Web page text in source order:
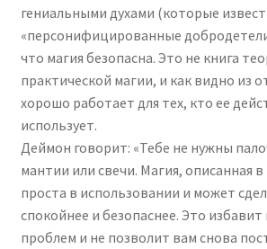
гениальными духами (которые
«персонифицированные
что магия безопасна. Это не книга
практической магии, и как видно из
хорошо работает для тех, кто ее
использует.
Деймон говорит: «Тебе не нужны
мантии или свечи. Магия, описанная в
проста в использовании и может
спокойнее и безопаснее. Это
проблем и не позволит вам снова